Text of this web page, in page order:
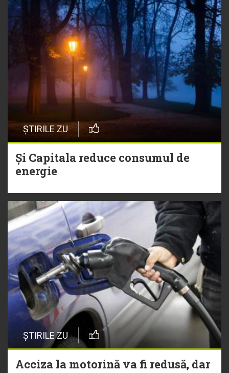
ȘTIRILE ZU
Și Capitala reduce consumul de
energie
ȘTIRILE ZU
Acciza la motorină va fi redusă, dar